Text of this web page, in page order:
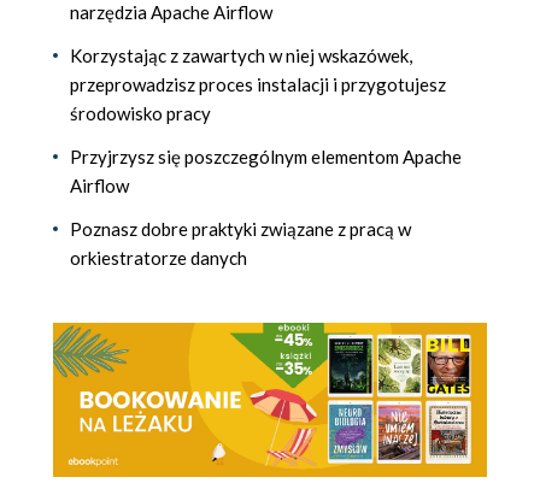
narzędzia Apache Airflow
Korzystając z zawartych w niej wskazówek,
przeprowadzisz proces instalacji i przygotujesz
środowisko pracy
Przyjrzysz się poszczególnym elementom Apache
Airflow
Poznasz dobre praktyki związane z pracą w
orkiestratorze danych